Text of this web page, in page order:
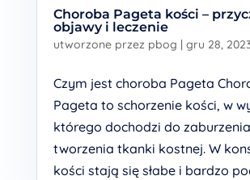
Choroba Pageta kości –
objawy i leczenie
utworzone przez pbog gru 28,
Czym jest choroba Pageta
Pageta to schorzenie kości, w
którego dochodzi do
tworzenia tkanki kostnej. W
kości stają się słabe i bardzo